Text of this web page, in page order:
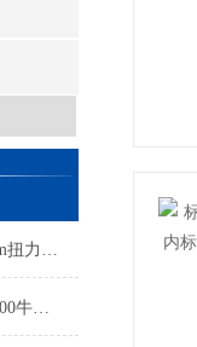
手动扭力扳手校验仪 300N.m扭力工具校准仪 0.3级精度扭力扳手标定仪
200N.m扭力扳手标定仪器 200牛米力矩校验设备 数显扭矩检定仪